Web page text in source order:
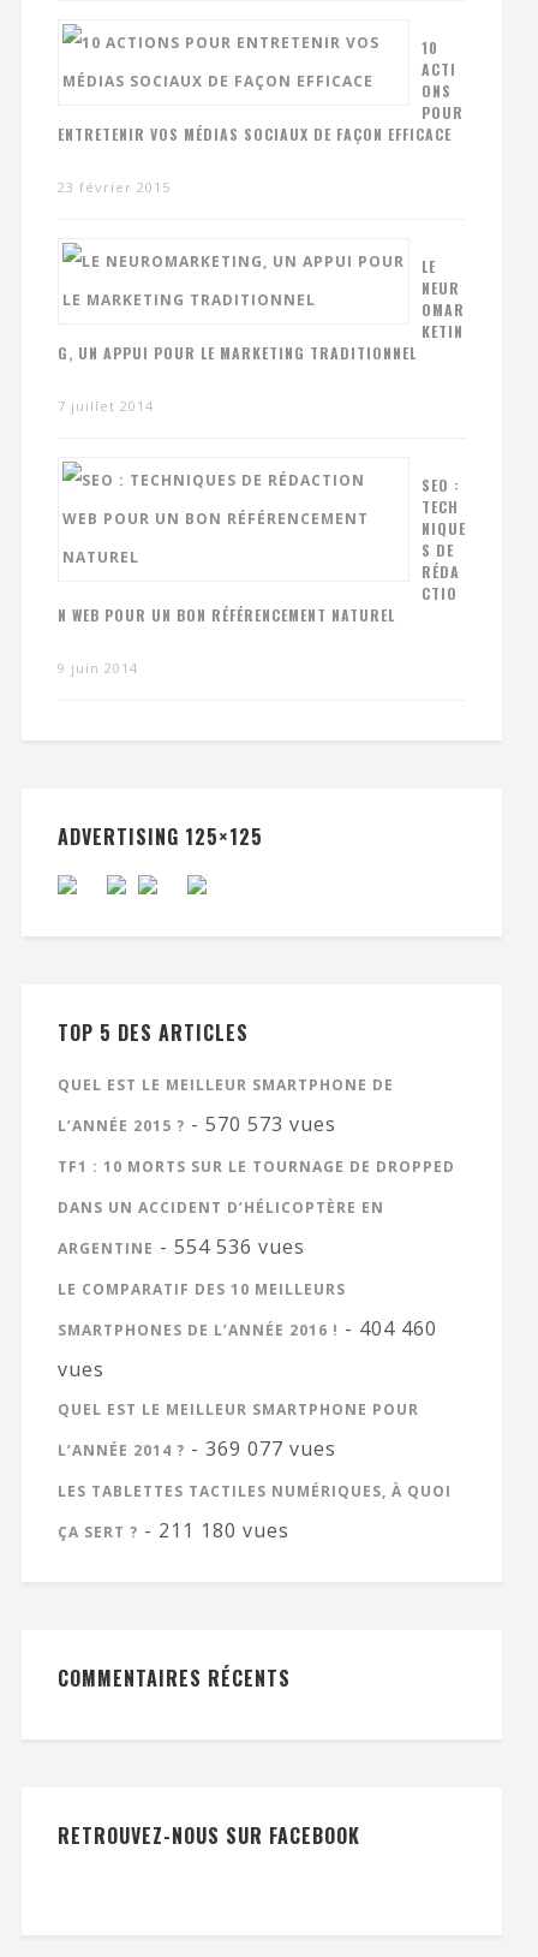
10
ACTI
ONS
POUR
ENTRETENIR VOS MÉDIAS SOCIAUX DE FAÇON EFFICACE
23 février 2015
LE
NEUR
OMAR
KETIN
G, UN APPUI POUR LE MARKETING TRADITIONNEL
7 juillet 2014
SEO :
TECH
NIQUE
S DE
RÉDA
CTIO
N WEB POUR UN BON RÉFÉRENCEMENT NATUREL
9 juin 2014
ADVERTISING 125×125
TOP 5 DES ARTICLES
QUEL EST LE MEILLEUR SMARTPHONE DE
L’ANNÉE 2015 ? - 570 573 vues
TF1 : 10 MORTS SUR LE TOURNAGE DE DROPPED
DANS UN ACCIDENT D’HÉLICOPTÈRE EN
ARGENTINE - 554 536 vues
LE COMPARATIF DES 10 MEILLEURS
SMARTPHONES DE L’ANNÉE 2016 ! - 404 460
vues
QUEL EST LE MEILLEUR SMARTPHONE POUR
L’ANNÉE 2014 ? - 369 077 vues
LES TABLETTES TACTILES NUMÉRIQUES, À QUOI
ÇA SERT ? - 211 180 vues
COMMENTAIRES RÉCENTS
RETROUVEZ-NOUS SUR FACEBOOK